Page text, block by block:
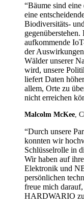
“Bäume sind
eine
Biodiversitäts-
aufkommende
der
Wälder unserer
wird, unsere
liefert Daten
allem, Orte zu
nicht erreichen
Malcolm McKee ,
“Durch unsere
konnten wir
Schlüsselrolle in
Wir haben auf
Elektronik und
persönlichen
freue mich
HARDWARIO